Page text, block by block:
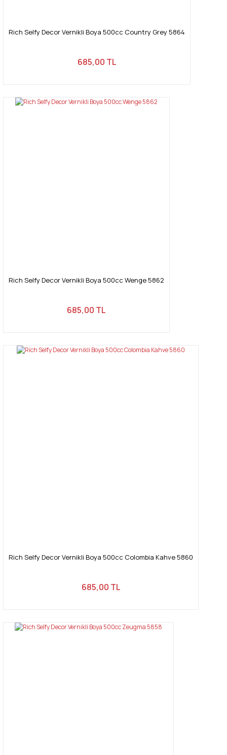
Rich Selfy Decor Vernikli Boya 500cc Country Grey 5864
685,00 TL
Rich Selfy Decor Vernikli Boya 500cc Wenge 5862
685,00 TL
Rich Selfy Decor Vernikli Boya 500cc Colombia Kahve 5860
685,00 TL